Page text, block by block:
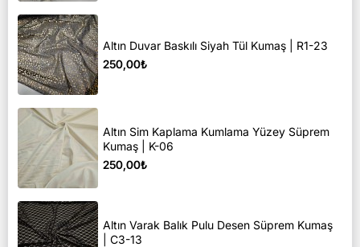
Altın Duvar Baskılı Siyah Tül Kumaş | R1-23
250,00₺
Altın Sim Kaplama Kumlama Yüzey Süprem
Kumaş | K-06
250,00₺
Altın Varak Balık Pulu Desen Süprem Kumaş
| C3-13